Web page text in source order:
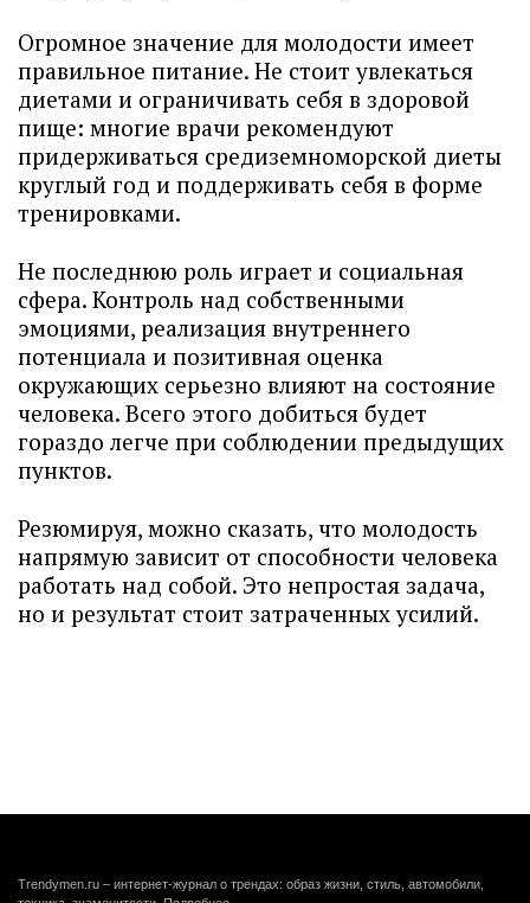
Огромное значение для молодости имеет
правильное питание. Не стоит увлекаться
диетами и ограничивать себя в здоровой
пище: многие врачи рекомендуют
придерживаться средиземноморской диеты
круглый год и поддерживать себя в форме
тренировками.
Не последнюю роль играет и социальная
сфера. Контроль над собственными
эмоциями, реализация внутреннего
потенциала и позитивная оценка
окружающих серьезно влияют на состояние
человека. Всего этого добиться будет
гораздо легче при соблюдении предыдущих
пунктов.
Резюмируя, можно сказать, что молодость
напрямую зависит от способности человека
работать над собой. Это непростая задача,
но и результат стоит затраченных усилий.
Trendymen.ru – интернет-журнал о трендах: образ жизни, стиль, автомобили,